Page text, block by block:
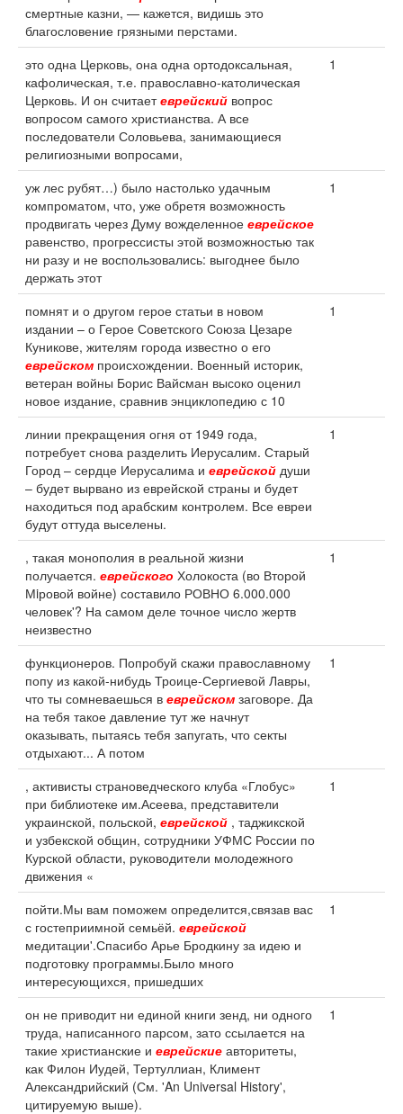
смертные казни, — кажется, видишь это
благословение грязными перстами.
это одна Церковь, она одна ортодоксальная,
кафолическая, т.е. православно-католическая
Церковь. И он считаетеврейский вопрос
вопросом самого христианства. А все
последователи Соловьева, занимающиеся
религиозными вопросами,
1
уж лес рубят…) было настолько удачным
компроматом, что, уже обретя возможность
продвигать через Думу вожделенное еврейское
равенство, прогрессисты этой возможностью так
ни разу и не воспользовались: выгоднее было
держать этот
1
помнят и о другом герое статьи в новом
издании – о Герое Советского Союза Цезаре
Куникове, жителям города известно о его
еврейском происхождении. Военный историк,
ветеран войны Борис Вайсман высоко оценил
новое издание, сравнив энциклопедию с 10
1
линии прекращения огня от 1949 года,
потребует снова разделить Иерусалим. Старый
Город – сердце Иерусалима и еврейской души
– будет вырвано из еврейской страны и будет
находиться под арабским контролем. Все евреи
будут оттуда выселены.
1
, такая монополия в реальной жизни
получается. еврейского Холокоста (во Второй
Мiровой войне) составило РОВНО 6.000.000
человек'? На самом деле точное число жертв
неизвестно
1
функционеров. Попробуй скажи православному
попу из какой-нибудь Троице-Сергиевой Лавры,
что ты сомневаешься в еврейском заговоре. Да
на тебя такое давление тут же начнут
оказывать, пытаясь тебя запугать, что секты
отдыхают... А потом
1
, активисты страноведческого клуба «Глобус»
при библиотеке им.Асеева, представители
украинской, польской, еврейской , таджикской
и узбекской общин, сотрудники УФМС России по
Курской области, руководители молодежного
движения «
1
пойти.Мы вам поможем определится,связав вас
с гостеприимной семьёй. еврейской
медитации'.Спасибо Арье Бродкину за идею и
подготовку программы.Было много
интересующихся, пришедших
1
он не приводит ни единой книги зенд, ни одного
труда, написанного парсом, зато ссылается на
такие христианские и еврейские авторитеты,
как Филон Иудей, Тертуллиан, Климент
Александрийский (См. 'An Universal History',
цитируемую выше).
1